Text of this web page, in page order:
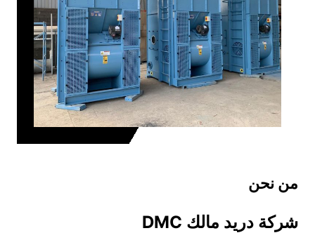
من نحن
شركة دريد مالك DMC